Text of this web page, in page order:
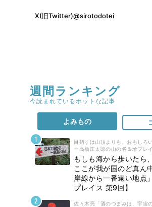
X(旧Twitter)@sirotodotei
週間ランキング
今読まれているホットな記事
よみもの
目指すは山頂よりも、おもしろ
ー高橋庄太郎の山の名＆珍プレ
もしも海から歩いたら
ここが我が国のど真ん
岸線から一番遠い地点
プレイス 第9回】
佐々木亮「酒のつまみは、宇宙